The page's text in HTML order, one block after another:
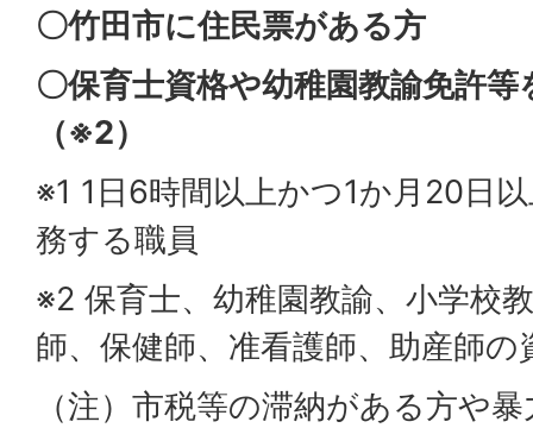
〇竹田市に住民票がある方
〇保育士資格や幼稚園教諭免許
（※2）
※1 1日6時間以上かつ1か月20日
務する職員
※2 保育士、幼稚園教諭、小学校
師、保健師、准看護師、助産師
（注）市税等の滞納がある方や